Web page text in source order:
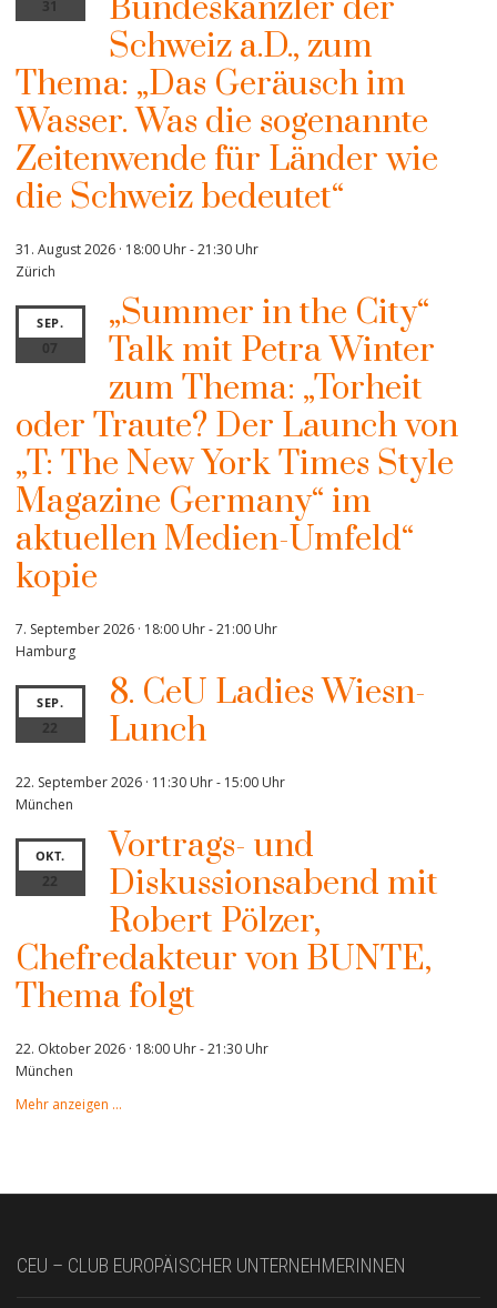
31
Bundeskanzler der
Schweiz a.D., zum
Thema: „Das Geräusch im
Wasser. Was die sogenannte
Zeitenwende für Länder wie
die Schweiz bedeutet“
31. August 2026 · 18:00 Uhr-21:30 Uhr
Zürich
SEP.
07
„Summer in the City“
Talk mit Petra Winter
zum Thema: „Torheit
oder Traute? Der Launch von
„T: The New York Times Style
Magazine Germany“ im
aktuellen Medien-Umfeld“
kopie
7. September 2026 · 18:00 Uhr-21:00 Uhr
Hamburg
SEP.
22
8. CeU Ladies Wiesn-
Lunch
22. September 2026 · 11:30 Uhr- 15:00 Uhr
München
OKT.
22
Vortrags- und
Diskussionsabend mit
Robert Pölzer,
Chefredakteur von BUNTE,
Thema folgt
22. Oktober 2026 · 18:00 Uhr-21:30 Uhr
München
Mehr anzeigen …
CEU – CLUB EUROPÄISCHER UNTERNEHMERINNEN